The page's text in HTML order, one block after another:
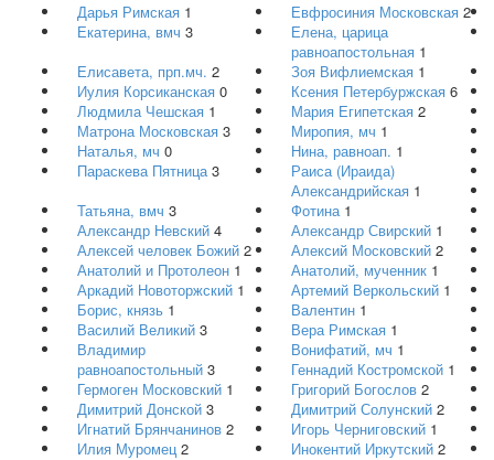
Дарья Римская 1 Евфросиния Московская 2
Екатерина, вмч 3
Елена, царица
равноапостольная 1
Елисавета, прп.мч. 2 Зоя Вифлиемская 1
Иулия Корсиканская 0 Ксения Петербуржская 6
Людмила Чешская 1 Мария Египетская 2
Матрона Московская 3 Миропия, мч 1
Наталья, мч 0 Нина, равноап. 1
Параскева Пятница 3
Раиса (Ираида)
Александрийская 1
Татьяна, вмч 3 Фотина 1
Александр Невский 4 Александр Свирский 1
Алексей человек Божий 2 Алексий Московский 2
Анатолий и Протолеон 1 Анатолий, мученник 1
Аркадий Новоторжский 1 Артемий Веркольский 1
Борис, князь 1 Валентин 1
Василий Великий 3 Вера Римская 1
Владимир
равноапостольный 3
Вонифатий, мч 1
Геннадий Костромской 1
Гермоген Московский 1 Григорий Богослов 2
Димитрий Донской 3 Димитрий Солунский 2
Игнатий Брянчанинов 2 Игорь Черниговский 1
Илия Муромец 2 Инокентий Иркутский 2